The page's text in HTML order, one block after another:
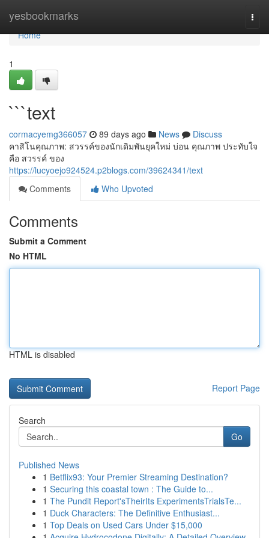
yesbookmarks
Home
Home
1
```text
cormacyemg366057 89 days ago News
Discuss
คาสิโนคุณภาพ: สวรรค์ของนักเดิมพันยุคใหม่ บ่อน คุณภาพ ประทับใจ
คือ สวรรค์ ของ
https://lucyoejo924524.p2blogs.com/39624341/text
Comments
Who Upvoted
Comments
Submit a Comment
No HTML
HTML is disabled
Report Page
Search
Go
Published News
1 Betflix93: Your Premier Streaming Destination?
1 Securing this coastal town : The Guide to...
1 The Pundit Report'sTheirIts ExperimentsTrialsTe...
1 Duck Characters: The Definitive Enthusiast...
1 Top Deals on Used Cars Under $15,000